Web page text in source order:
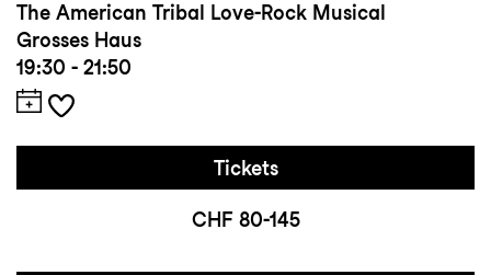
The American Tribal Love-Rock Musical
Grosses Haus
19:30 - 21:50
Tickets
CHF 80-145